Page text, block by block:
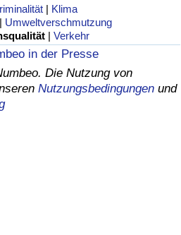
| Klima
| Umweltverschmutzung
|Verkehr
in der Presse
Die Nutzung von
Nutzungsbedingungen und